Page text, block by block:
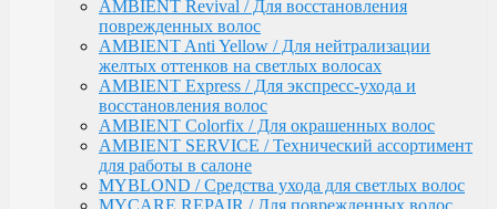
MAN.CODE / Мужская серия
STYLE.UP / Средства для стайлинга
АКСЕССУАРЫ
EPICA
ADAPTO POWER / восстановления и укрепления
волос
LAMINATION SYSTEM
Окрашивание и осветление
КРЕМ-КРАСКА COLORSHADE
Осветление
AMBIENT Revival / Для восстановления
поврежденных волос
AMBIENT Anti Yellow / Для нейтрализации
желтых оттенков на светлых волосах
AMBIENT Express / Для экспресс-ухода и
восстановления волос
AMBIENT Colorfix / Для окрашенных волос
AMBIENT SERVICE / Технический ассортимент
для работы в салоне
MYBLOND / Средства ухода для светлых волос
MYCARE REPAIR / Для поврежденных волос